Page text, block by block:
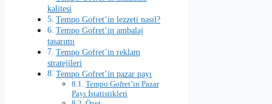
kalitesi
Tempo Gofret’in lezzeti nasıl?
Tempo Gofret’in ambalaj
tasarımı
Tempo Gofret’in reklam
stratejileri
Tempo Gofret’in pazar payı
Tempo Gofret’in Pazar
Payı İstatistikleri